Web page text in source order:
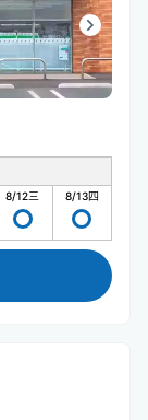
8/12三 8/13四